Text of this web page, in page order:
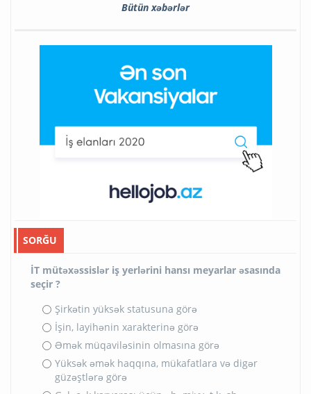
Bütün xəbərlər
SORĞU
İT mütəxəssislər iş yerlərini hansı meyarlar əsasında
seçir ?
Şirkətin yüksək statusuna görə
İşin, layihənin xarakterinə görə
Əmək müqaviləsinin olmasına görə
Yüksək əmək haqqına, mükafatlara və digər
güzəştlərə görə